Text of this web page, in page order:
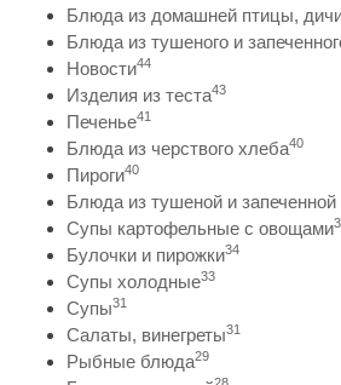
Блюда из домашней птицы,
Блюда из тушеного и
Новости44
Изделия из теста43
Печенье41
Блюда из черствого хлеба40
Пироги40
Блюда из тушеной и
Супы картофельные с овощами
Булочки и пирожки34
Супы холодные33
Супы31
Салаты, винегреты31
Рыбные блюда29